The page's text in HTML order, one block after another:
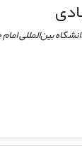
بین‌المللی